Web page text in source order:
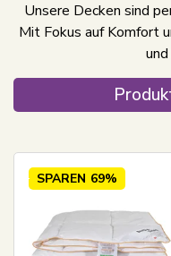
Unsere Decken sind
Mit Fokus auf Komfort
SPAREN 69%